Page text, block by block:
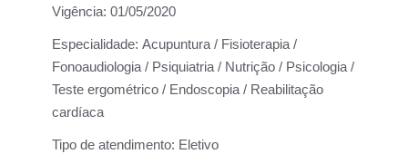
Vigência: 01/05/2020
Especialidade: Acupuntura / Fisioterapia /
Fonoaudiologia / Psiquiatria / Nutrição / Psicologia /
Teste ergométrico / Endoscopia / Reabilitação
cardíaca
Tipo de atendimento: Eletivo